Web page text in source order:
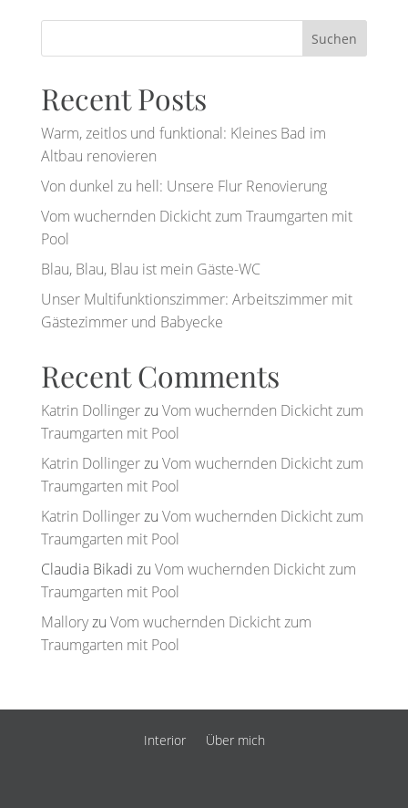
Suchen
Recent Posts
Warm, zeitlos und funktional: Kleines Bad im
Altbau renovieren
Von dunkel zu hell: Unsere Flur Renovierung
Vom wuchernden Dickicht zum Traumgarten mit
Pool
Blau, Blau, Blau ist mein Gäste-WC
Unser Multifunktionszimmer: Arbeitszimmer mit
Gästezimmer und Babyecke
Recent Comments
Katrin Dollingerzu Vom wuchernden Dickicht zum
Traumgarten mit Pool
Katrin Dollingerzu Vom wuchernden Dickicht zum
Traumgarten mit Pool
Katrin Dollingerzu Vom wuchernden Dickicht zum
Traumgarten mit Pool
Claudia Bikadi zu Vom wuchernden Dickicht zum
Traumgarten mit Pool
Malloryzu Vom wuchernden Dickicht zum
Traumgarten mit Pool
Interior Über mich